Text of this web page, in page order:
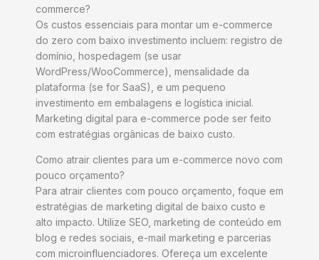
commerce?
Os custos essenciais para montar um e-commerce
do zero com baixo investimento incluem: registro de
domínio, hospedagem (se usar
WordPress/WooCommerce), mensalidade da
plataforma (se for SaaS), e um pequeno
investimento em embalagens e logística inicial.
Marketing digital para e-commerce pode ser feito
com estratégias orgânicas de baixo custo.
Como atrair clientes para um e-commerce novo com
pouco orçamento?
Para atrair clientes com pouco orçamento, foque em
estratégias de marketing digital de baixo custo e
alto impacto. Utilize SEO, marketing de conteúdo em
blog e redes sociais, e-mail marketing e parcerias
com microinfluenciadores. Ofereça um excelente